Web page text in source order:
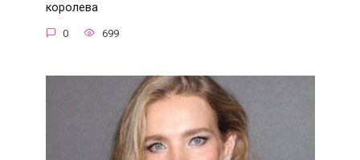
королева
0 699